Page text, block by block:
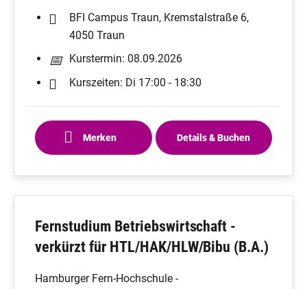
BFI Campus Traun, Kremstalstraße 6,
4050 Traun
Kurstermin: 08.09.2026
Kurszeiten: Di 17:00 - 18:30
Merken Details & Buchen
Fernstudium Betriebswirtschaft -
verkürzt für HTL/HAK/HLW/Bibu (B.A.)
Hamburger Fern-Hochschule -